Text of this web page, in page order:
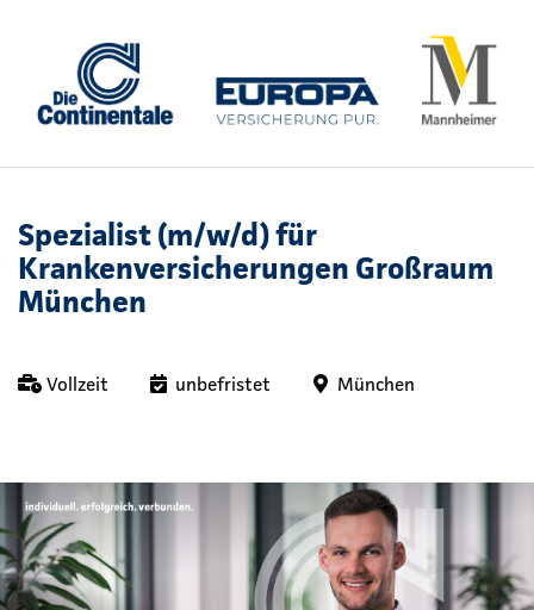
Spezialist (m/w/d) für
Krankenversicherungen Großraum
München
Vollzeit unbefristet München